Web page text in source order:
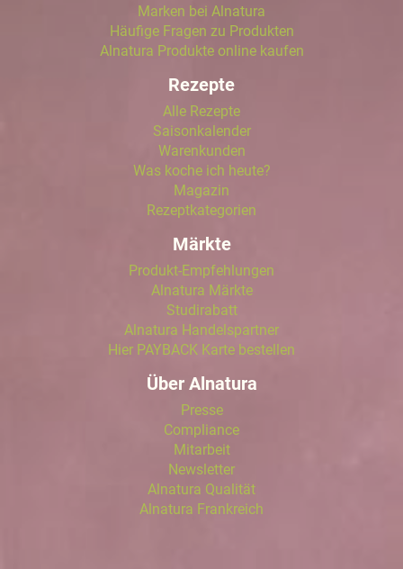
Marken bei Alnatura
Häufige Fragen zu Produkten
Alnatura Produkte online kaufen
Rezepte
Alle Rezepte
Saisonkalender
Warenkunden
Was koche ich heute?
Magazin
Rezeptkategorien
Märkte
Produkt-Empfehlungen
Alnatura Märkte
Studirabatt
Alnatura Handelspartner
Hier PAYBACK Karte bestellen
Über Alnatura
Presse
Compliance
Mitarbeit
Newsletter
Alnatura Qualität
Alnatura Frankreich